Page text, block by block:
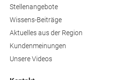
Stellenangebote
Wissens-Beiträge
Aktuelles aus der Region
Kundenmeinungen
Unsere Videos